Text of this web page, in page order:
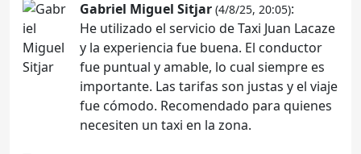
Gabriel Miguel Sitjar (4/8/25, 20:05):
He utilizado el servicio de Taxi Juan Lacaze
y la experiencia fue buena. El conductor
fue puntual y amable, lo cual siempre es
importante. Las tarifas son justas y el viaje
fue cómodo. Recomendado para quienes
necesiten un taxi en la zona.